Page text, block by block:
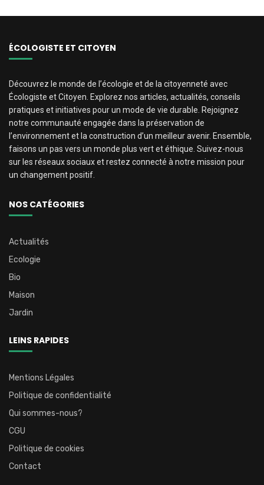
ÉCOLOGISTE ET CITOYEN
Découvrez le monde de l’écologie et de la citoyenneté avec
Écologiste et Citoyen. Explorez nos articles, actualités, conseils
pratiques et initiatives pour un mode de vie durable. Rejoignez
notre communauté engagée dans la préservation de
l’environnement et la construction d’un meilleur avenir. Ensemble,
faisons un pas vers un monde plus vert et éthique. Suivez-nous
sur les réseaux sociaux et restez connecté à notre mission pour
un changement positif.
NOS CATÉGORIES
Actualités
Ecologie
Bio
Maison
Jardin
LEINS RAPIDES
Mentions Légales
Politique de confidentialité
Qui sommes-nous?
CGU
Politique de cookies
Contact